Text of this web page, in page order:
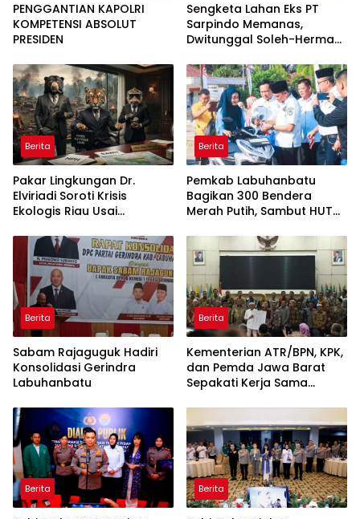
PENGGANTIAN KAPOLRI
KOMPETENSI ABSOLUT
PRESIDEN
Sengketa Lahan Eks PT
Sarpindo Memanas,
Dwitunggal Soleh-Herman
ke Pulau Rupat
Berita
Pakar Lingkungan Dr.
Elviriadi Soroti Krisis
Ekologis Riau Usai
Monyet, Harimau, dan
Beruang Terhadap Warga
Berita
Pemkab Labuhanbatu
Bagikan 300 Bendera
Merah Putih, Sambut HUT
Berita
Sabam Rajaguguk Hadiri
Konsolidasi Gerindra
Labuhanbatu
Berita
Kementerian ATR/BPN, KPK,
dan Pemda Jawa Barat
Sepakati Kerja Sama
Korupsi serta Penguatan
Ekonomi Daerah
Berita Berita